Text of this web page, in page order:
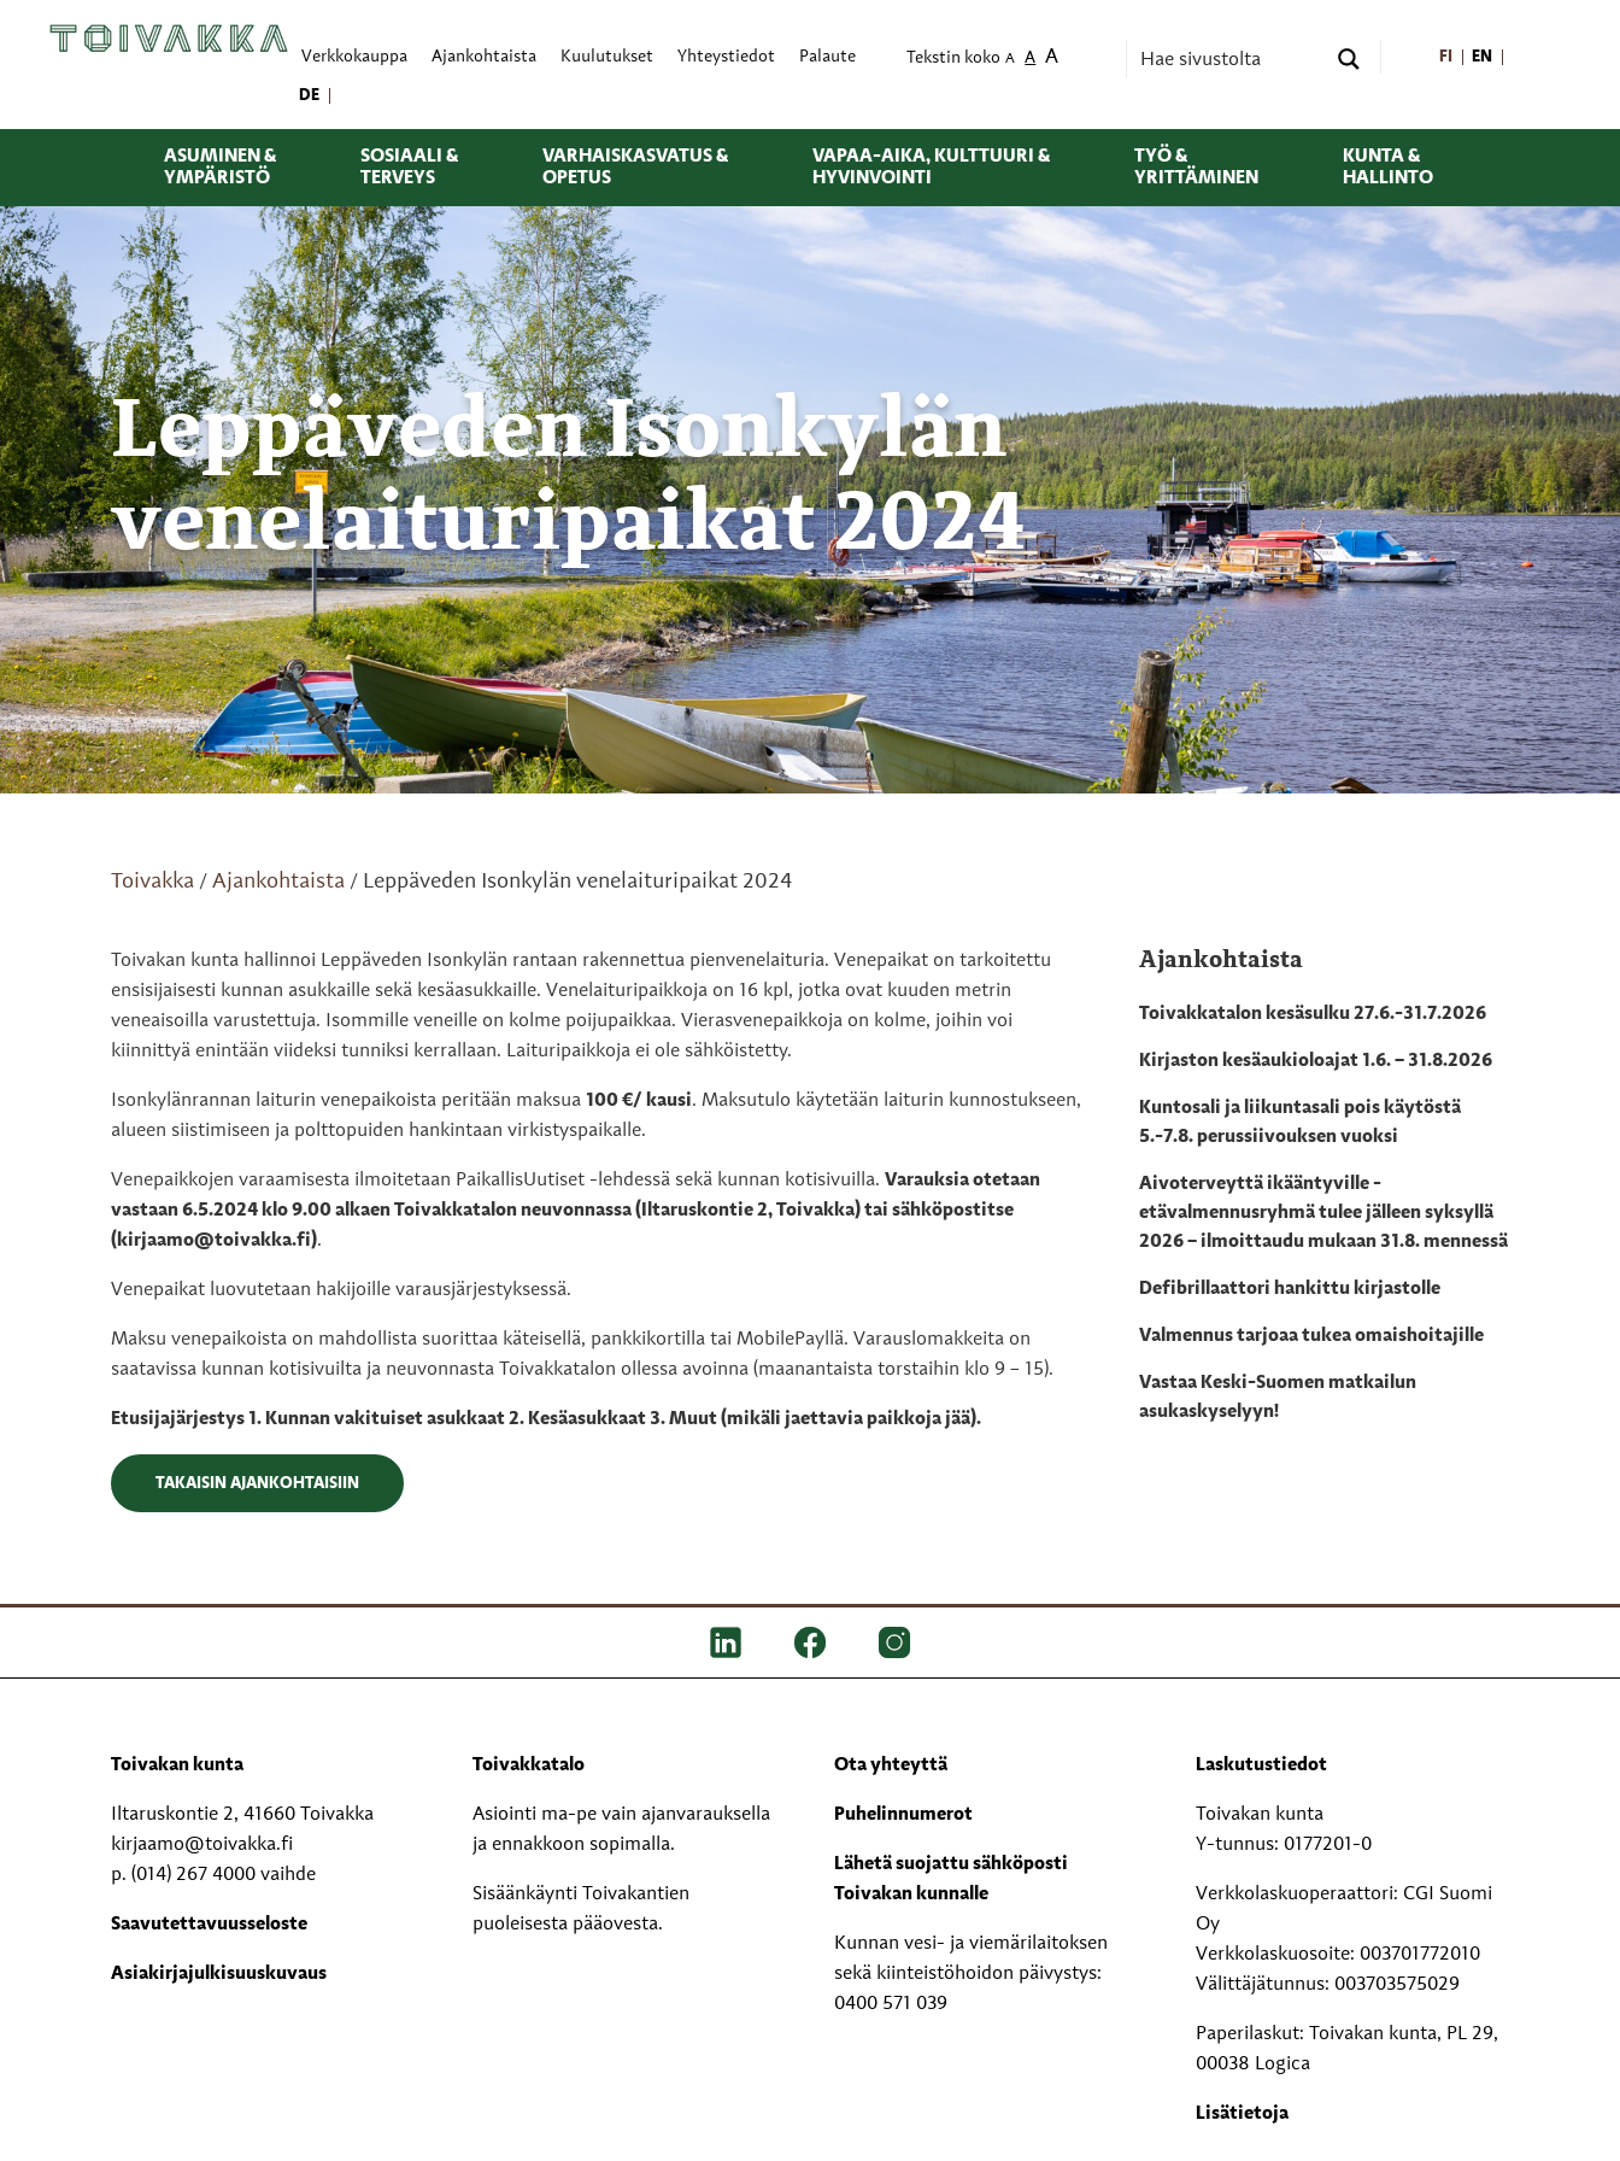
Verkkokauppa Ajankohtaista Kuulutukset Yhteystiedot Palaute Tekstin koko A A A FI EN
DE
ASUMINEN &
YMPÄRISTÖ
SOSIAALI &
TERVEYS
VARHAISKASVATUS &
OPETUS
VAPAA-AIKA, KULTTUURI &
HYVINVOINTI
TYÖ &
YRITTÄMINEN
KUNTA &
HALLINTO
Leppäveden Isonkylän
venelaituripaikat 2024
Toivakka / Ajankohtaista / Leppäveden Isonkylän venelaituripaikat 2024
Toivakan kunta hallinnoi Leppäveden Isonkylän rantaan rakennettua pienvenelaituria. Venepaikat on tarkoitettu
ensisijaisesti kunnan asukkaille sekä kesäasukkaille. Venelaituripaikkoja on 16 kpl, jotka ovat kuuden metrin
veneaisoilla varustettuja. Isommille veneille on kolme poijupaikkaa. Vierasvenepaikkoja on kolme, joihin voi
kiinnittyä enintään viideksi tunniksi kerrallaan. Laituripaikkoja ei ole sähköistetty.
Isonkylänrannan laiturin venepaikoista peritään maksua 100 €/ kausi. Maksutulo käytetään laiturin kunnostukseen,
alueen siistimiseen ja polttopuiden hankintaan virkistyspaikalle.
Venepaikkojen varaamisesta ilmoitetaan PaikallisUutiset -lehdessä sekä kunnan kotisivuilla. Varauksia otetaan
vastaan 6.5.2024 klo 9.00 alkaen Toivakkatalon neuvonnassa (Iltaruskontie 2, Toivakka) tai sähköpostitse
(kirjaamo@toivakka.fi).
Venepaikat luovutetaan hakijoille varausjärjestyksessä.
Maksu venepaikoista on mahdollista suorittaa käteisellä, pankkikortilla tai MobilePayllä. Varauslomakkeita on
saatavissa kunnan kotisivuilta ja neuvonnasta Toivakkatalon ollessa avoinna (maanantaista torstaihin klo 9 – 15).
Etusijajärjestys 1. Kunnan vakituiset asukkaat 2. Kesäasukkaat 3. Muut (mikäli jaettavia paikkoja jää).
TAKAISIN AJANKOHTAISIIN
Ajankohtaista
Toivakkatalon kesäsulku 27.6.-31.7.2026
Kirjaston kesäaukioloajat 1.6. – 31.8.2026
Kuntosali ja liikuntasali pois käytöstä
5.-7.8. perussiivouksen vuoksi
Aivoterveyttä ikääntyville -
etävalmennusryhmä tulee jälleen syksyllä
2026 – ilmoittaudu mukaan 31.8. mennessä
Defibrillaattori hankittu kirjastolle
Valmennus tarjoaa tukea omaishoitajille
Vastaa Keski-Suomen matkailun
asukaskyselyyn!
Toivakan kunta
Iltaruskontie 2, 41660 Toivakka
kirjaamo@toivakka.fi
p. (014) 267 4000 vaihde
Saavutettavuusseloste
Asiakirjajulkisuuskuvaus
Toivakkatalo
Asiointi ma-pe vain ajanvarauksella
ja ennakkoon sopimalla.
Sisäänkäynti Toivakantien
puoleisesta pääovesta.
Ota yhteyttä
Puhelinnumerot
Lähetä suojattu sähköposti
Toivakan kunnalle
Kunnan vesi- ja viemärilaitoksen
sekä kiinteistöhoidon päivystys:
0400 571 039
Laskutustiedot
Toivakan kunta
Y-tunnus: 0177201-0
Verkkolaskuoperaattori: CGI Suomi
Oy
Verkkolaskuosoite: 003701772010
Välittäjätunnus: 003703575029
Paperilaskut: Toivakan kunta, PL 29,
00038 Logica
Lisätietoja